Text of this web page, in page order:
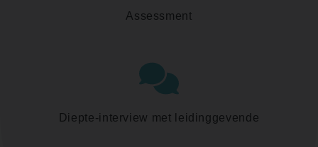
Assessment
Diepte-interview met leidinggevende